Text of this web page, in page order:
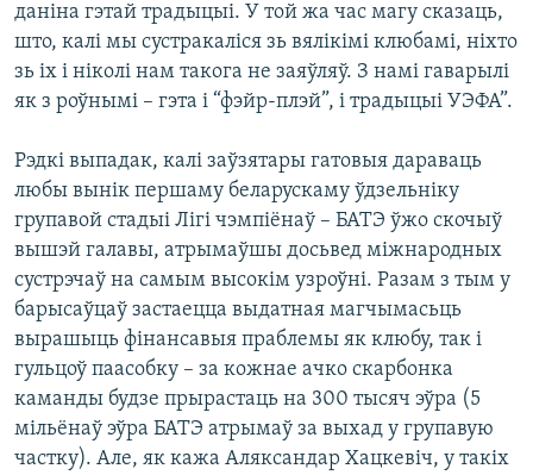
даніна гэтай традыцыі. У той жа час магу сказаць,
што, калі мы сустракаліся зь вялікімі клюбамі, ніхто
зь іх і ніколі нам такога не заяўляў. З намі гаварылі
як з роўнымі – гэта і “фэйр-плэй”, і традыцыі УЭФА”.
Рэдкі выпадак, калі заўзятары гатовыя дараваць
любы вынік першаму беларускаму ўдзельніку
групавой стадыі Лігі чэмпіёнаў – БАТЭ ўжо скочыў
вышэй галавы, атрымаўшы досьвед міжнародных
сустрэчаў на самым высокім узроўні. Разам з тым у
барысаўцаў застаецца выдатная магчымасьць
вырашыць фінансавыя праблемы як клюбу, так і
гульцоў паасобку – за кожнае ачко скарбонка
каманды будзе прырастаць на 300 тысяч эўра (5
мільёнаў эўра БАТЭ атрымаў за выхад у групавую
частку). Але, як кажа Аляксандар Хацкевіч, у такіх